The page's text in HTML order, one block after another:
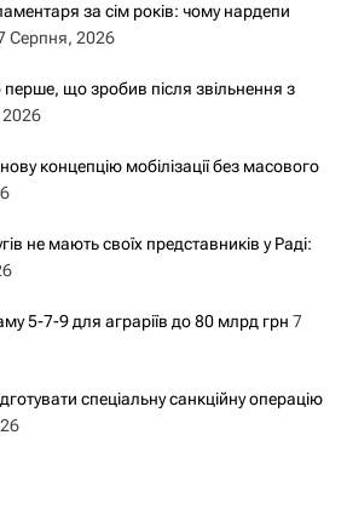
за сім років: чому нардепи
Серпня, 2026
що зробив після звільнення з
концепцію мобілізації без масового
не мають своїх представників у Раді:
5-7-9 для аграріїв до 80 млрд грн 7
спеціальну санкційну операцію